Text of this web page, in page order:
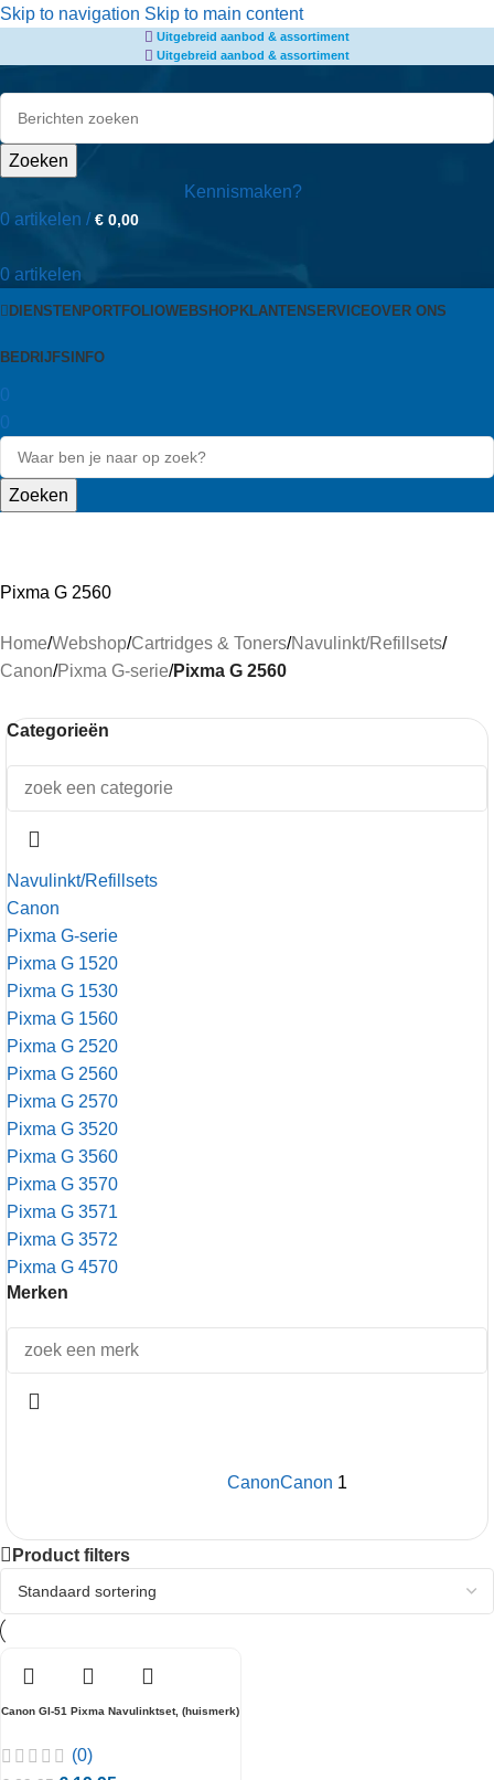
de
Skip to navigation Skip to main content
Uitgebreid aanbod & assortiment
Uitgebreid aanbod & assortiment
Zoeken
Kennismaken?
0 artikelen / € 0,00
0 artikelen
DIENSTEN PORTFOLIOWEBSHOP KLANTENSERVICEOVER ONS
BEDRIJFSINFO
Zoeken
Pixma G 2560
Home/Webshop/Cartridges & Toners/Navulinkt/Refillsets/
Canon/Pixma G-serie/Pixma G 2560
Categorieën
Navulinkt/Refillsets
Canon
Pixma G-serie
Pixma G 1520
Pixma G 1530
Pixma G 1560
Pixma G 2520
Pixma G 2560
Pixma G 2570
Pixma G 3520
Pixma G 3560
Pixma G 3570
Pixma G 3571
Pixma G 3572
Pixma G 4570
Merken
CanonCanon 1
Product filters
Canon GI-51 Pixma Navulinktset, (huismerk)
(0)